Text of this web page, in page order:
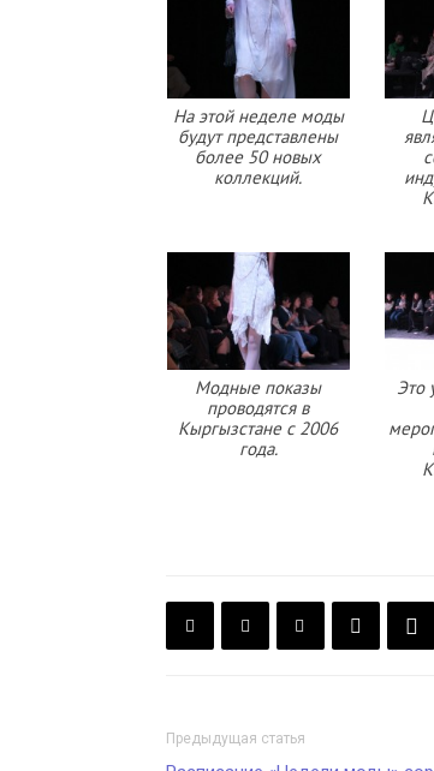
На этой неделе моды
будут представлены
более 50 новых
коллекций.
Модные показы
проводятся в
Кыргызстане с 2006
года.
Это
Предыдущая статья